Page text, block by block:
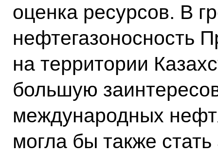
оценка ресурсов. В
нефтегазоносность
на территории
большую
международных
могла бы также